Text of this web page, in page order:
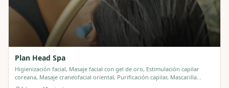
Plan Head Spa
Higienización facial, Masaje facial con gel de oro, Estimulación capilar
coreana, Masaje craneofacial oriental, Purificación capilar, Mascarilla
capilar, Aromaterapia con sonoterapia, Masaje en cuello y hombros, En